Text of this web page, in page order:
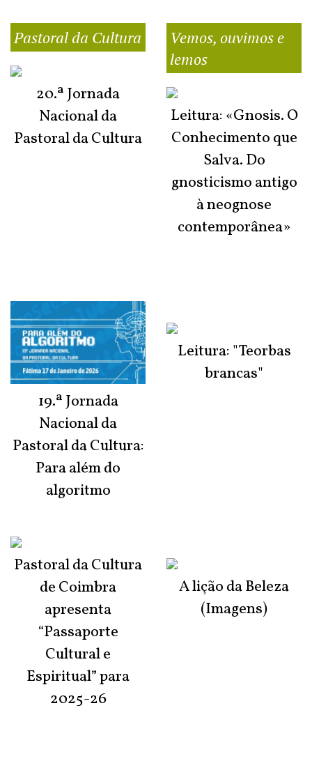
Pastoral da Cultura
20.ª Jornada
Nacional da
Pastoral da Cultura
19.ª Jornada
Nacional da
Pastoral da Cultura:
Para além do
algoritmo
Pastoral da Cultura
de Coimbra
apresenta
“Passaporte
Cultural e
Espiritual” para
2025-26
Vemos, ouvimos e
lemos
Leitura: «Gnosis. O
Conhecimento que
Salva. Do
gnosticismo antigo
à neognose
contemporânea»
Leitura: "Teorbas
brancas"
A lição da Beleza
(Imagens)